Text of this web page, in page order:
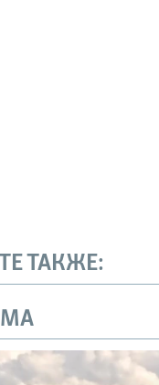
ТАКЖЕ: